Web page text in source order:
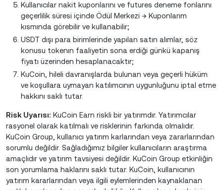
Kullanıcılar nakit kuponlarını ve futures deneme fonlarını
geçerlilik süresi içinde Ödül Merkezi̇ → Kuponlarım
kısmında görebilir ve kullanabilir;
USDT dışı para birimlerinde yapılan satın alımlar, söz
konusu tokenın faaliyetin sona erdiği günkü kapanış
fiyatı üzerinden hesaplanacaktır;
KuCoin, hileli davranışlarda bulunan veya geçerli hüküm
ve koşullara uymayan katılımcının uygunluğunu iptal etme
hakkını saklı tutar.
Risk Uyarısı: KuCoin Earn riskli bir yatırımdır. Yatırımcılar
rasyonel olarak katılmalı ve risklerinin farkında olmalıdır.
KuCoin Group, kullanıcı yatırım karlarından veya zararlarından
sorumlu değildir. Sağladığımız bilgiler kullanıcıların araştırma
amaçlıdır ve yatırım tavsiyesi değildir. KuCoin Group etkinliğin
son yorumlama haklarını saklı tutar. KuCoin, kullanıcının
yatırım kararlarından veya ilgili eylemlerinden kaynaklanan